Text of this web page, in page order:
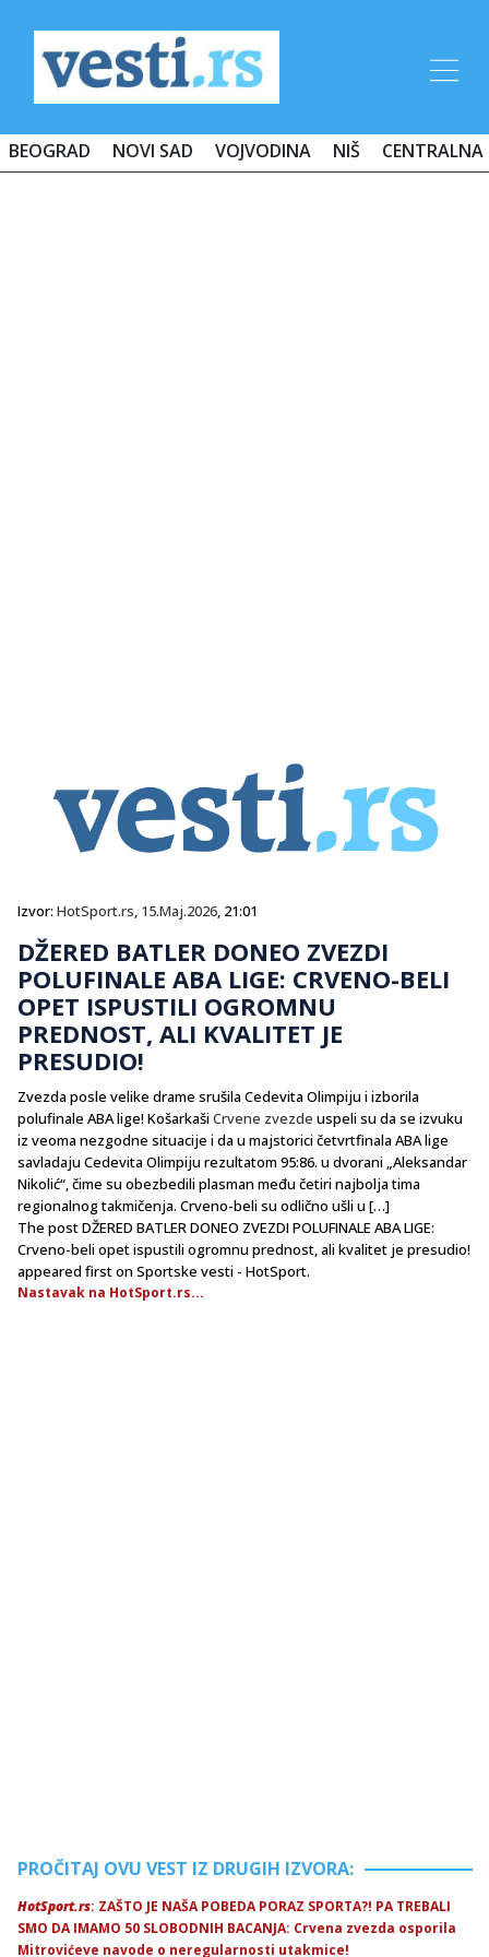
BEOGRAD NOVI SAD VOJVODINA NIŠ CENTRALNA
Izvor: HotSport.rs, 15.Maj.2026, 21:01
DŽERED BATLER DONEO ZVEZDI
POLUFINALE ABA LIGE: CRVENO-BELI
OPET ISPUSTILI OGROMNU
PREDNOST, ALI KVALITET JE
PRESUDIO!
Zvezda posle velike drame srušila Cedevita Olimpiju i izborila
polufinale ABA lige! Košarkaši Crvene zvezde uspeli su da se izvuku
iz veoma nezgodne situacije i da u majstorici četvrtfinala ABA lige
savladaju Cedevita Olimpiju rezultatom 95:86. u dvorani „Aleksandar
Nikolić“, čime su obezbedili plasman među četiri najbolja tima
regionalnog takmičenja. Crveno-beli su odlično ušli u […]
The post DŽERED BATLER DONEO ZVEZDI POLUFINALE ABA LIGE:
Crveno-beli opet ispustili ogromnu prednost, ali kvalitet je presudio!
appeared first on Sportske vesti - HotSport.
Nastavak na HotSport.rs...
PROČITAJ OVU VEST IZ DRUGIH IZVORA:
HotSport.rs: ZAŠTO JE NAŠA POBEDA PORAZ SPORTA?! PA TREBALI
SMO DA IMAMO 50 SLOBODNIH BACANJA: Crvena zvezda osporila
Mitrovićeve navode o neregularnosti utakmice!